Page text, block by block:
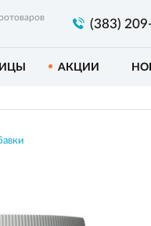
(383)
АКЦИИ